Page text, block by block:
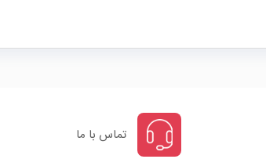
تماس با ما